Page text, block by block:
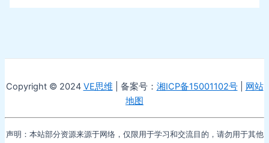
Copyright © 2024 VE思维 | 备案号： 湘ICP备15001102号| 网站
地图
声明：本站部分资源来源于网络，仅限用于学习和交流目的，请勿用于其他